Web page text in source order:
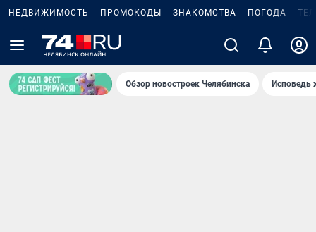
НЕДВИЖИМОСТЬ ПРОМОКОДЫ ЗНАКОМСТВА ПОГОДА
Обзор новостроек Челябинска Исповедь